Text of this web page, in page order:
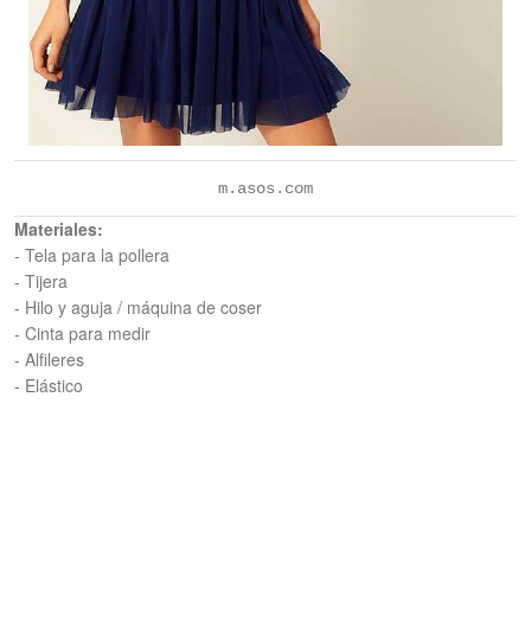
m.asos.com
Materiales:
- Tela para la pollera
- Tijera
- Hilo y aguja / máquina de coser
- Cinta para medir
- Alfileres
- Elástico